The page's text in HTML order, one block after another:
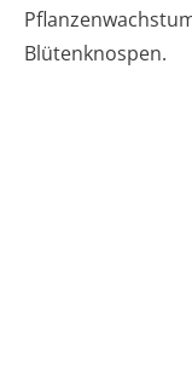
Blütenknospen.